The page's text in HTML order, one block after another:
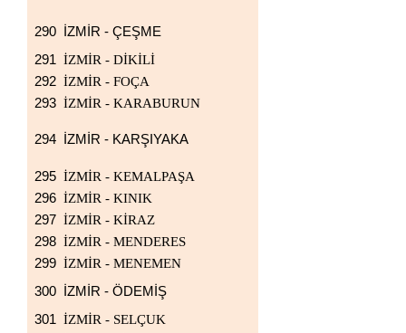
290
İZMİR - ÇEŞME
291 İZMİR - DİKİLİ
292 İZMİR - FOÇA
293 İZMİR - KARABURUN
294 İZMİR - KARŞIYAKA
295 İZMİR - KEMALPAŞA
296 İZMİR - KINIK
297 İZMİR - KİRAZ
298 İZMİR - MENDERES
299 İZMİR - MENEMEN
300
İZMİR - ÖDEMİŞ
301 İZMİR - SELÇUK